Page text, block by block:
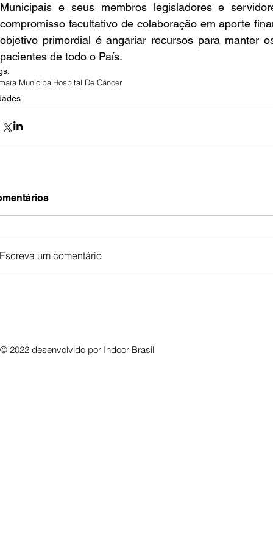
Municipais e seus membros legisladores e
compromisso facultativo de colaboração em aporte
objetivo primordial é angariar recursos para manter
pacientes de todo o País.
MunicipalHospital De Câncer
Escreva um comentário
© 2022 desenvolvido por Indoor Brasil